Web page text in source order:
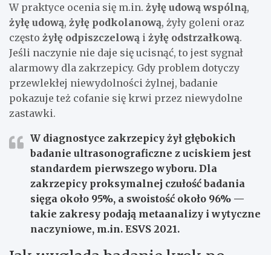
W praktyce ocenia się m.in. żyłę udową wspólną,
żyłę udową, żyłę podkolanową, żyły goleni oraz
często żyłę odpiszczelową i żyłę odstrzałkową.
Jeśli naczynie nie daje się ucisnąć, to jest sygnał
alarmowy dla zakrzepicy. Gdy problem dotyczy
przewlekłej niewydolności żylnej, badanie
pokazuje też cofanie się krwi przez niewydolne
zastawki.
W diagnostyce zakrzepicy żył głębokich
badanie ultrasonograficzne z uciskiem jest
standardem pierwszego wyboru. Dla
zakrzepicy proksymalnej czułość badania
sięga około 95%, a swoistość około 96% —
takie zakresy podają metaanalizy i wytyczne
naczyniowe, m.in. ESVS 2021.